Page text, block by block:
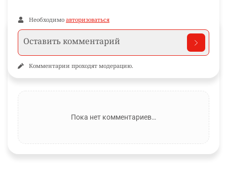
Необходимоавторизоваться
Комментарии проходят модерацию.